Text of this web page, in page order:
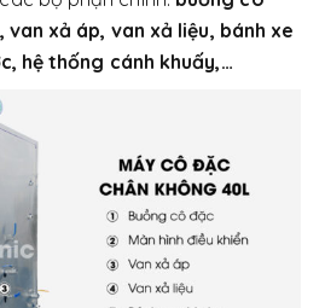
van xả áp, van xả liệu, bánh xe
hệ thống cánh khuấy,…